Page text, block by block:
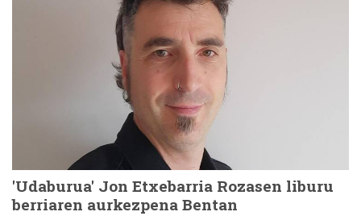
'Udaburua' Jon Etxebarria Rozasen liburu
berriaren aurkezpena Bentan